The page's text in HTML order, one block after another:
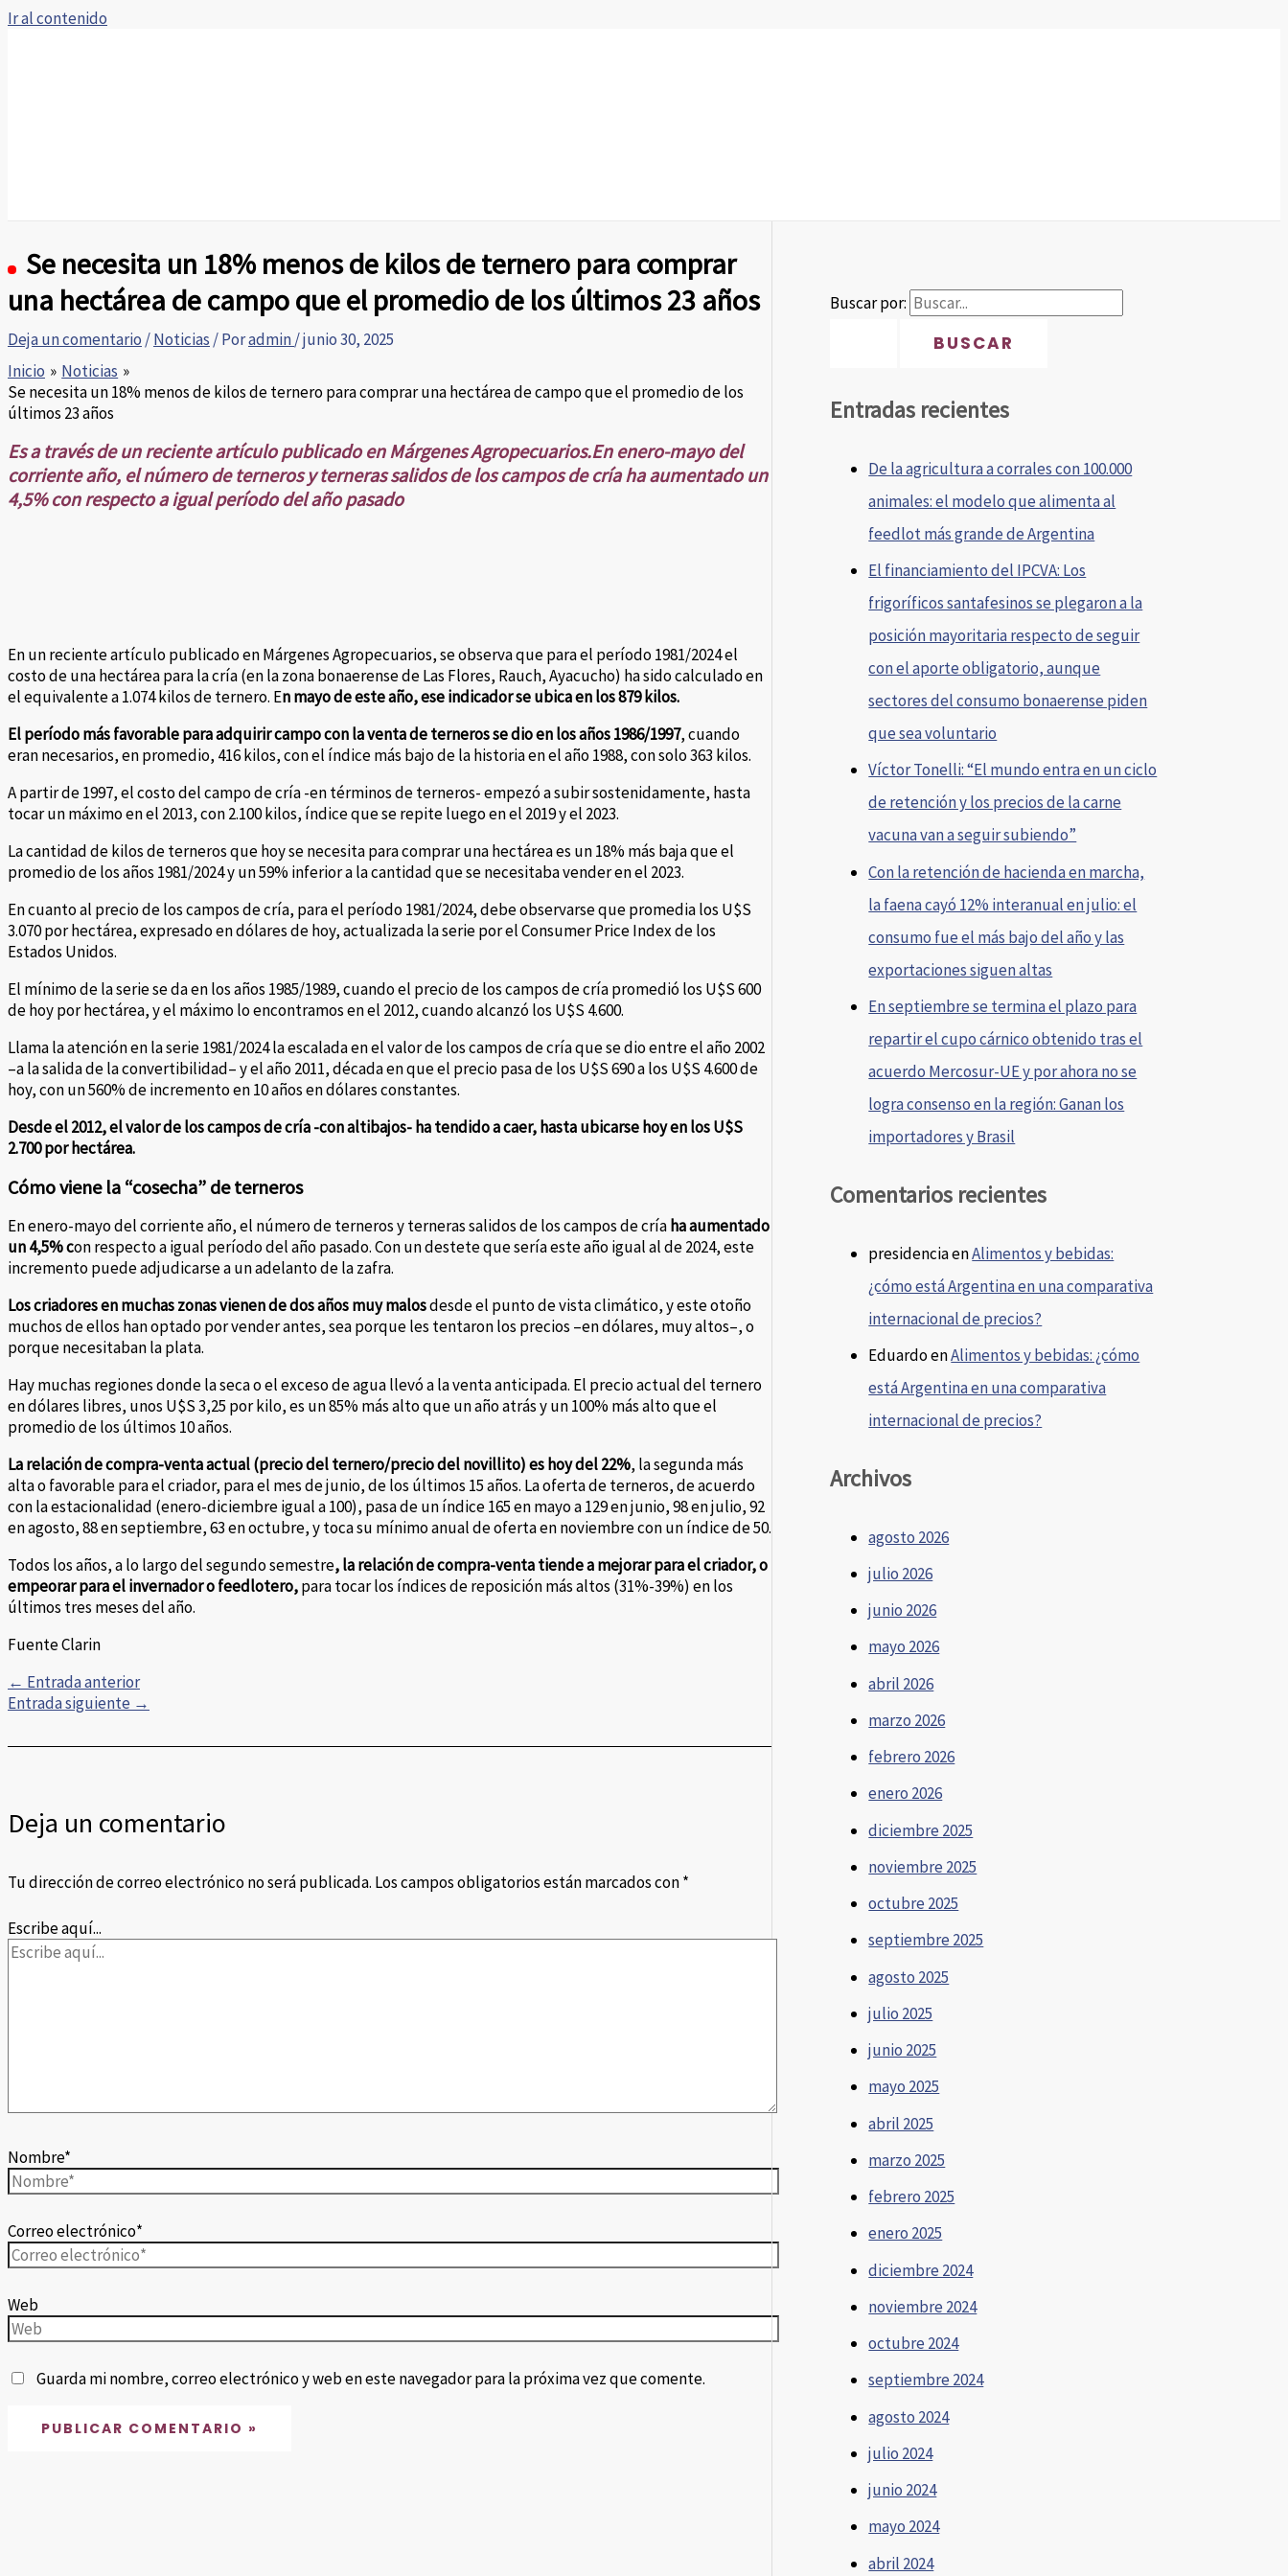
Ir al contenido
Se necesita un 18% menos de kilos de ternero para comprar
una hectárea de campo que el promedio de los últimos 23 años
Deja un comentario /Noticias / Poradmin/junio 30, 2025
Inicio
Noticias
Se necesita un 18% menos de kilos de ternero para comprar una hectárea de campo que el promedio de los
últimos 23 años
Es a través de un reciente artículo publicado en Márgenes Agropecuarios.En enero-mayo del
corriente año, el número de terneros y terneras salidos de los campos de cría ha aumentado un
4,5% con respecto a igual período del año pasado
En un reciente artículo publicado en Márgenes Agropecuarios, se observa que para el período 1981/2024 el
costo de una hectárea para la cría (en la zona bonaerense de Las Flores, Rauch, Ayacucho) ha sido calculado en
el equivalente a 1.074 kilos de ternero. En mayo de este año, ese indicador se ubica en los 879 kilos.
El período más favorable para adquirir campo con la venta de terneros se dio en los años 1986/1997, cuando
eran necesarios, en promedio, 416 kilos, con el índice más bajo de la historia en el año 1988, con solo 363 kilos.
A partir de 1997, el costo del campo de cría -en términos de terneros- empezó a subir sostenidamente, hasta
tocar un máximo en el 2013, con 2.100 kilos, índice que se repite luego en el 2019 y el 2023.
La cantidad de kilos de terneros que hoy se necesita para comprar una hectárea es un 18% más baja que el
promedio de los años 1981/2024 y un 59% inferior a la cantidad que se necesitaba vender en el 2023.
En cuanto al precio de los campos de cría, para el período 1981/2024, debe observarse que promedia los U$S
3.070 por hectárea, expresado en dólares de hoy, actualizada la serie por el Consumer Price Index de los
Estados Unidos.
El mínimo de la serie se da en los años 1985/1989, cuando el precio de los campos de cría promedió los U$S 600
de hoy por hectárea, y el máximo lo encontramos en el 2012, cuando alcanzó los U$S 4.600.
Llama la atención en la serie 1981/2024 la escalada en el valor de los campos de cría que se dio entre el año 2002
–a la salida de la convertibilidad– y el año 2011, década en que el precio pasa de los U$S 690 a los U$S 4.600 de
hoy, con un 560% de incremento en 10 años en dólares constantes.
Desde el 2012, el valor de los campos de cría -con altibajos- ha tendido a caer, hasta ubicarse hoy en los U$S
2.700 por hectárea.
Cómo viene la “cosecha” de terneros
En enero-mayo del corriente año, el número de terneros y terneras salidos de los campos de críaha aumentado
un 4,5% con respecto a igual período del año pasado. Con un destete que sería este año igual al de 2024, este
incremento puede adjudicarse a un adelanto de la zafra.
Los criadores en muchas zonas vienen de dos años muy malosdesde el punto de vista climático, y este otoño
muchos de ellos han optado por vender antes, sea porque les tentaron los precios –en dólares, muy altos–, o
porque necesitaban la plata.
Hay muchas regiones donde la seca o el exceso de agua llevó a la venta anticipada. El precio actual del ternero
en dólares libres, unos U$S 3,25 por kilo, es un 85% más alto que un año atrás y un 100% más alto que el
promedio de los últimos 10 años.
La relación de compra-venta actual (precio del ternero/precio del novillito) es hoy del 22%, la segunda más
alta o favorable para el criador, para el mes de junio, de los últimos 15 años. La oferta de terneros, de acuerdo
con la estacionalidad (enero-diciembre igual a 100), pasa de un índice 165 en mayo a 129 en junio, 98 en julio, 92
en agosto, 88 en septiembre, 63 en octubre, y toca su mínimo anual de oferta en noviembre con un índice de 50.
Todos los años, a lo largo del segundo semestre, la relación de compra-venta tiende a mejorar para el criador, o
empeorar para el invernador o feedlotero,para tocar los índices de reposición más altos (31%-39%) en los
últimos tres meses del año.
Fuente Clarin
← Entrada anterior
Entrada siguiente →
Deja un comentario
Tu dirección de correo electrónico no será publicada. Los campos obligatorios están marcados con*
Escribe aquí...
Nombre*
Correo electrónico*
Web
Guarda mi nombre, correo electrónico y web en este navegador para la próxima vez que comente.
Buscar por:
Entradas recientes
De la agricultura a corrales con 100.000
animales: el modelo que alimenta al
feedlot más grande de Argentina
El financiamiento del IPCVA: Los
frigoríficos santafesinos se plegaron a la
posición mayoritaria respecto de seguir
con el aporte obligatorio, aunque
sectores del consumo bonaerense piden
que sea voluntario
Víctor Tonelli: “El mundo entra en un ciclo
de retención y los precios de la carne
vacuna van a seguir subiendo”
Con la retención de hacienda en marcha,
la faena cayó 12% interanual en julio: el
consumo fue el más bajo del año y las
exportaciones siguen altas
En septiembre se termina el plazo para
repartir el cupo cárnico obtenido tras el
acuerdo Mercosur-UE y por ahora no se
logra consenso en la región: Ganan los
importadores y Brasil
Comentarios recientes
presidenciaenAlimentos y bebidas:
¿cómo está Argentina en una comparativa
internacional de precios?
EduardoenAlimentos y bebidas: ¿cómo
está Argentina en una comparativa
internacional de precios?
Archivos
agosto 2026
julio 2026
junio 2026
mayo 2026
abril 2026
marzo 2026
febrero 2026
enero 2026
diciembre 2025
noviembre 2025
octubre 2025
septiembre 2025
agosto 2025
julio 2025
junio 2025
mayo 2025
abril 2025
marzo 2025
febrero 2025
enero 2025
diciembre 2024
noviembre 2024
octubre 2024
septiembre 2024
agosto 2024
julio 2024
junio 2024
mayo 2024
abril 2024